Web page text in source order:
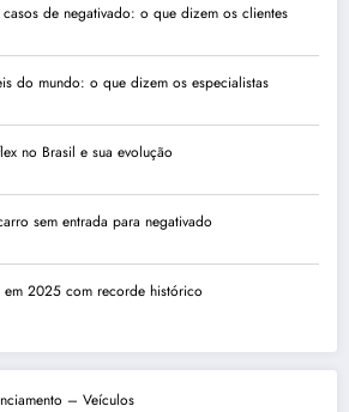
de negativado: o que dizem os clientes
do mundo: o que dizem os especialistas
no Brasil e sua evolução
sem entrada para negativado
2025 com recorde histórico
– Veículos